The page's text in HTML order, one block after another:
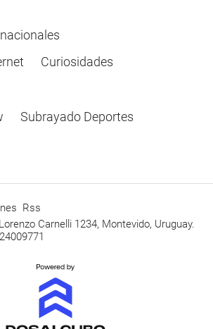
Curiosidades
Subrayado Deportes
Rss
Carnelli 1234, Montevido, Uruguay.